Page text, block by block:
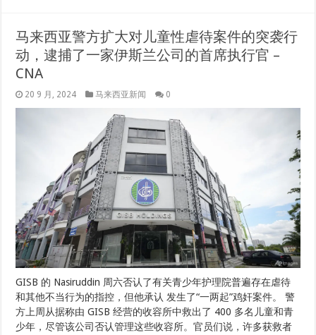
马来西亚警方扩大对儿童性虐待案件的突袭行
动，逮捕了一家伊斯兰公司的首席执行官 –
CNA
20 9 月, 2024 马来西亚新闻 0
GISB 的 Nasiruddin 周六否认了有关青少年护理院普遍存在虐待
和其他不当行为的指控，但他承认 发生了“一两起”鸡奸案件。 警
方上周从据称由 GISB 经营的收容所中救出了 400 多名儿童和青
少年，尽管该公司否认管理这些收容所。官员们说，许多获救者